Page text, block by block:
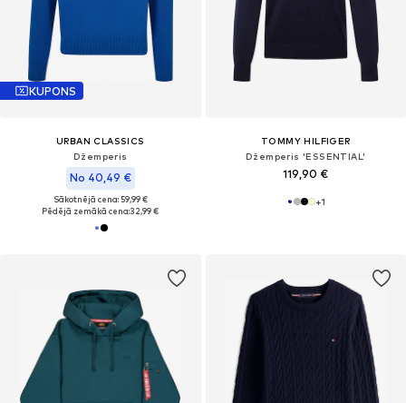
KUPONS
URBAN CLASSICS
Džemperis
No 40,49 €
Sākotnējā cena: 59,99 €
Pēdējā zemākā cena:32,99 €
TOMMY HILFIGER
Džemperis 'ESSENTIAL'
119,90 €
+1